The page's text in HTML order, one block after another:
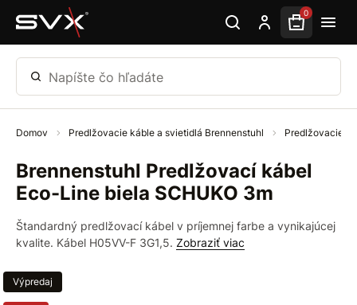
Preskočiť na hlavný obsah 0
Napíšte čo hľadáte
Domov Predlžovacie káble a svietidlá Brennenstuhl Predlžovacie
Brennenstuhl Predlžovací kábel
Eco-Line biela SCHUKO 3m
Štandardný predlžovací kábel v príjemnej farbe a vynikajúcej
kvalite. Kábel H05VV-F 3G1,5. Zobraziť viac
Výpredaj